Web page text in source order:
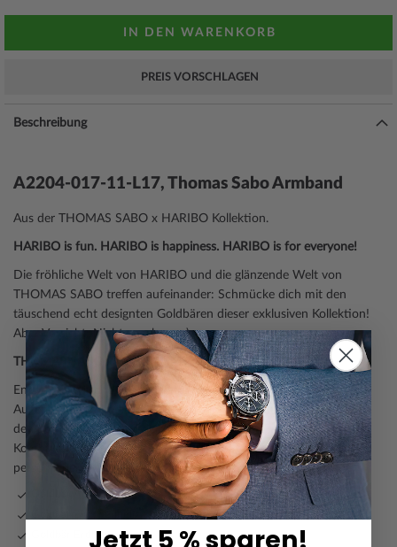
IN DEN WARENKORB
PREIS VORSCHLAGEN
Beschreibung
A2204-017-11-L17, Thomas Sabo Armband
Aus der THOMAS SABO x HARIBO Kollektion.
HARIBO is fun. HARIBO is happiness. HARIBO is for everyone!
Die fröhliche Welt von HARIBO und die glänzende Welt von
THOMAS SABO treffen aufeinander: Schmücke dich mit den
täuschend echt designten Goldbären dieser exklusiven Kollektion!
Aber Vorsicht: Nicht naschen. ;-)
THOMAS SABO x HARIBO: Mix & Match
Entdecke stylische Schmuckstücke, die dich mit einem
Augenzwinkern an deine Kindheit erinnern oder deinem Y2K-Look
den perfekten Touch verleihen. Kreiere deine eigenen Goldbären-
Kombinationen und mach sie zu einem Statement deines
persönlichen Stils! Lass dich inspirieren!
Goldbär Apfelgrün
Goldbär Erdbeerrot